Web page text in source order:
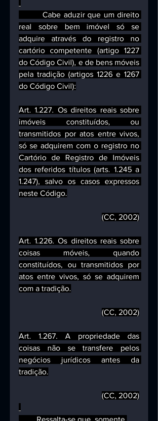
         Cabe aduzir que um direito
real sobre bem imóvel só se
adquire através do registro no
cartório competente (artigo 1227
do Código Civil), e de bens móveis
pela tradição (artigos 1226 e 1267
do Código Civil):
Art. 1.227. Os direitos reais sobre
imóveis constituídos, ou
transmitidos por atos entre vivos,
só se adquirem com o registro no
Cartório de Registro de Imóveis
dos referidos títulos (arts. 1.245 a
1.247), salvo os casos expressos
neste Código.
(CC, 2002)
Art. 1.226. Os direitos reais sobre
coisas móveis, quando
constituídos, ou transmitidos por
atos entre vivos, só se adquirem
com a tradição.
(CC, 2002)
Art. 1.267. A propriedade das
coisas não se transfere pelos
negócios jurídicos antes da
tradição.
(CC, 2002)